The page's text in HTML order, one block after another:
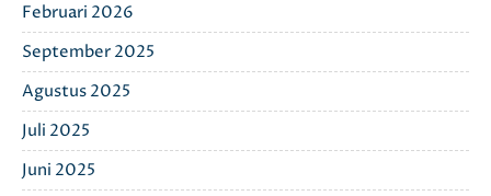
Februari 2026
September 2025
Agustus 2025
Juli 2025
Juni 2025